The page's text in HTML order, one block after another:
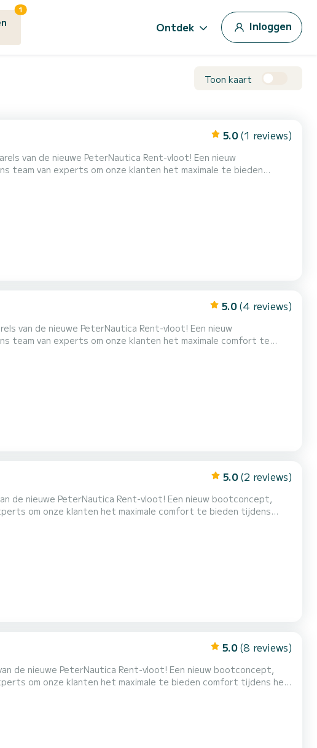
1
Ontdek Inloggen
Toon kaart
5.0 (1 reviews)
de nieuwe PeterNautica Rent-vloot! Een nieuw
team van experts om onze klanten het maximale te bieden
YAMAHA F40 HETL, het werkpaard van het merk,
hoge prestaties kan garanderen gecombineerd met een
5.0 (4 reviews)
de nieuwe PeterNautica Rent-vloot! Een nieuw
team van experts om onze klanten het maximale comfort te
YAMAHA F40 HETL, het werkpaard van het merk,
hoge prestaties kan garanderen, gecombineerd met
5.0 (2 reviews)
Rent-vloot! Een nieuw bootconcept,
om onze klanten het maximale comfort te bieden tijdens
HETL, het werkpaard van het merk, gekenmerkt door zijn
garanderen in combinatie met brandstofverbruik
5.0 (8 reviews)
Rent-vloot! Een nieuw bootconcept,
om onze klanten het maximale te bieden comfort tijdens het
HETL, het werkpaard van het merk, gekenmerkt door zijn
prestaties kan garanderen met een verwaarloosbaar verbruik.